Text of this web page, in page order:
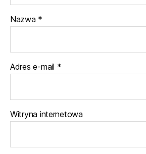
Nazwa *
Adres e-mail *
Witryna internetowa